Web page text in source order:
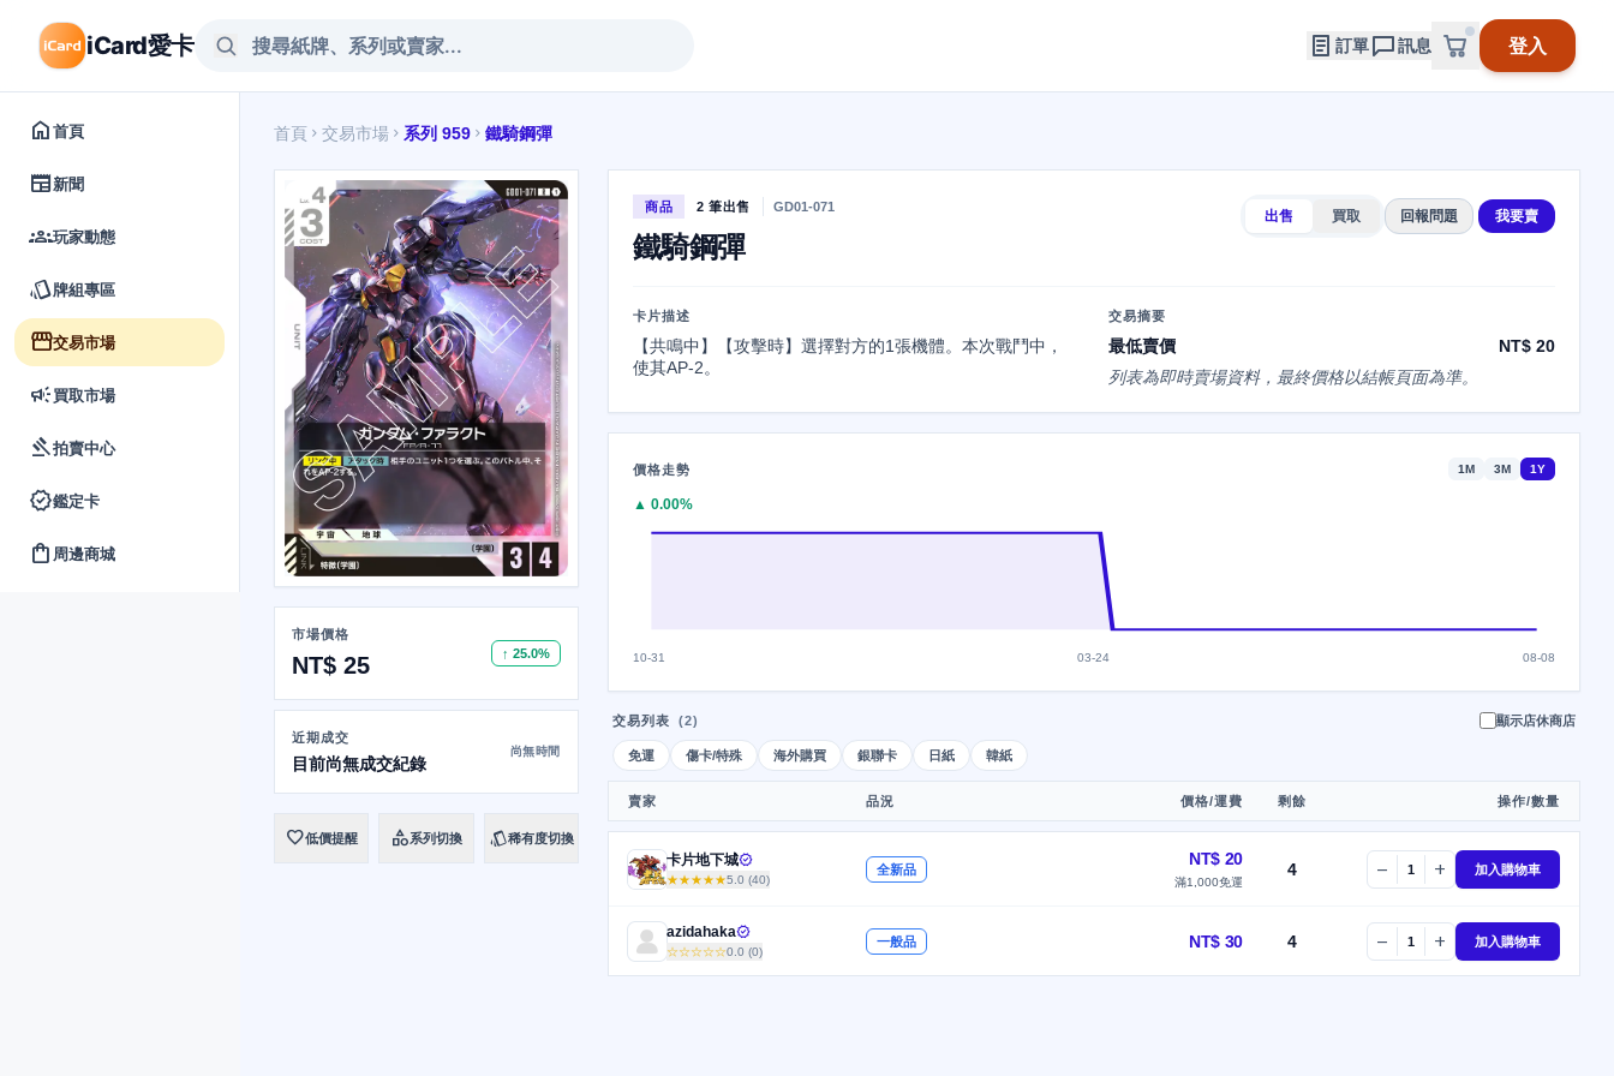
iCard愛卡 訂單 訊息 登入
home首頁
newspaper新聞
groups玩家動態
style牌組專區
storefront交易市場
campaign買取市場
gavel拍賣中心
verified鑑定卡
shopping_bag 周邊商城
首頁 chevron_right 交易市場 chevron_right 系列 959 chevron_right 鐵騎鋼彈
市場價格
NT$ 25 ↑ 25.0%
近期成交
目前尚無成交紀錄
尚無時間
favorite低價提醒 category系列切換 style稀有度切換
商品 2 筆出售 GD01-071
鐵騎鋼彈
出售 買取 回報問題 我要賣
卡片描述
【共鳴中】【攻擊時】選擇對方的1張機體。本次戰鬥中，
使其AP-2。
交易摘要
最低賣價
NT$ 20
列表為即時賣場資料，最終價格以結帳頁面為準。
價格走勢 1M 3M 1Y
▲ 0.00%
10-31 03-24 08-08
交易列表 (2) 顯示店休商店
免運 傷卡/特殊 海外購買 銀聯卡 日紙 韓紙
賣家 品況 價格/運費 剩餘 操作/數量
卡片地下城verified
★★★★★5.0 (40)
全新品
NT$ 20
滿1,000免運
4 remove 1 add 加入購物車
azidahakaverified
☆☆☆☆☆0.0 (0)
一般品 NT$ 30 4 remove 1 add 加入購物車